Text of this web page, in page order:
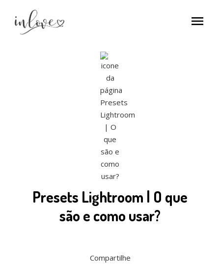
menu
Presets Lightroom | O que
são e como usar?
Compartilhe